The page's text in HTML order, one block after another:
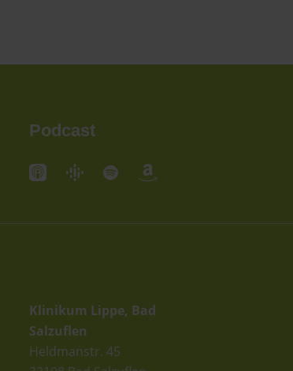
Podcast
Klinikum Lippe, Bad
Salzuflen
Heldmanstr. 45